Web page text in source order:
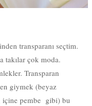
transparanı seçtim.
takılar çok moda.
Transparan
giymek (beyaz
içine pembe gibi) bu